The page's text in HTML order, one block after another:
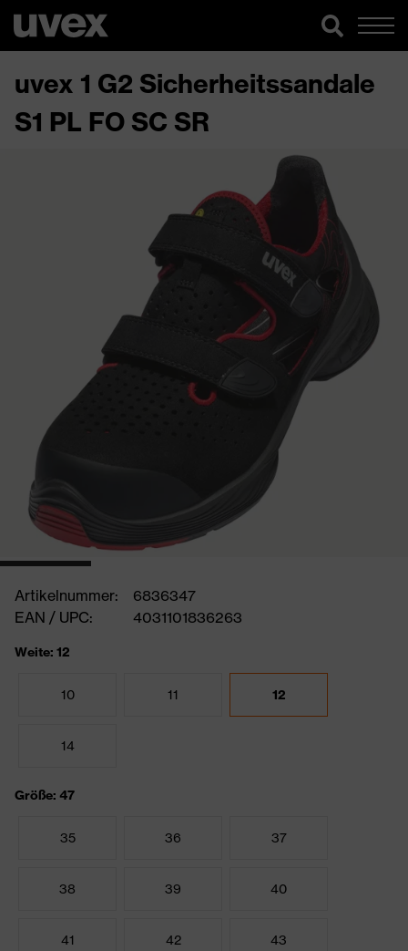
uvex 1 G2 Sicherheitssandale
S1 PL FO SC SR
Artikelnummer:
6836347
EAN / UPC:
4031101836263
Weite: 12
10 11 12
14
Größe: 47
35 36 37
38 39 40
41 42 43